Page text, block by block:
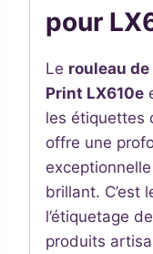
pour
Le rouleau
Print LX610e
les étiquettes
offre une
brillant. C’est
l’étiquetage
produits